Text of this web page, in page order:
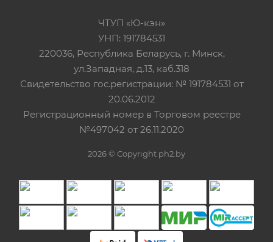
ЧТУП «Ю-кэн»
УНП: 191784531
220036, Республика Беларусь, г. Минск,
ул.Западная, д.13, каб.318
Свидетельство гос.регистрации: № 191784531 от
20.06.2012
Регистрационный номер в Торговом реестре
№497042 от 26.11.2020
2026 © Copyright ph2.by